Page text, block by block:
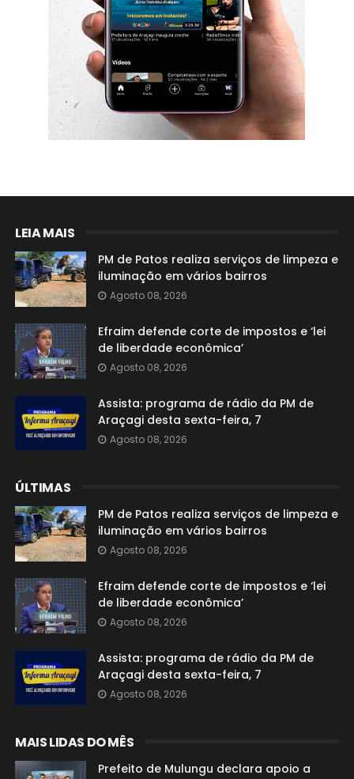
LEIA MAIS
PM de Patos realiza serviços de limpeza e
iluminação em vários bairros
Agosto 08, 2026
Efraim defende corte de impostos e ‘lei
de liberdade econômica’
Agosto 08, 2026
Assista: programa de rádio da PM de
Araçagi desta sexta-feira, 7
Agosto 08, 2026
ÚLTIMAS
PM de Patos realiza serviços de limpeza e
iluminação em vários bairros
Agosto 08, 2026
Efraim defende corte de impostos e ‘lei
de liberdade econômica’
Agosto 08, 2026
Assista: programa de rádio da PM de
Araçagi desta sexta-feira, 7
Agosto 08, 2026
MAIS LIDAS DO MÊS
Prefeito de Mulungu declara apoio a